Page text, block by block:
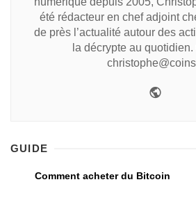
été rédacteur en chef adjoint
de près l’actualité autour des
la décrypte au quotidien.
GUIDE
Comment acheter du Bitcoin